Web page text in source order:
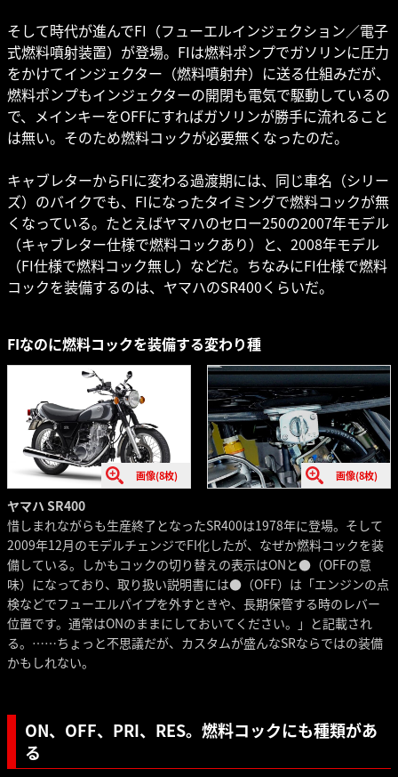
そして時代が進んでFI（フューエルインジェクション／電子
式燃料噴射装置）が登場。FIは燃料ポンプでガソリンに圧力
をかけてインジェクター（燃料噴射弁）に送る仕組みだが、
燃料ポンプもインジェクターの開閉も電気で駆動しているの
で、メインキーをOFFにすればガソリンが勝手に流れること
は無い。そのため燃料コックが必要無くなったのだ。
キャブレターからFIに変わる過渡期には、同じ車名（シリー
ズ）のバイクでも、FIになったタイミングで燃料コックが無
くなっている。たとえばヤマハのセロー250の2007年モデル
（キャブレター仕様で燃料コックあり）と、2008年モデル
（FI仕様で燃料コック無し）などだ。ちなみにFI仕様で燃料
コックを装備するのは、ヤマハのSR400くらいだ。
FIなのに燃料コックを装備する変わり種
画像(8枚) 画像(8枚)
ヤマハ SR400
惜しまれながらも生産終了となったSR400は1978年に登場。そして
2009年12月のモデルチェンジでFI化したが、なぜか燃料コックを装
備している。しかもコックの切り替えの表示はONと●（OFFの意
味）になっており、取り扱い説明書には●（OFF）は「エンジンの点
検などでフューエルパイプを外すときや、長期保管する時のレバー
位置です。通常はONのままにしておいてください。」と記載され
る。……ちょっと不思議だが、カスタムが盛んなSRならではの装備
かもしれない。
ON、OFF、PRI、RES。燃料コックにも種類があ
る